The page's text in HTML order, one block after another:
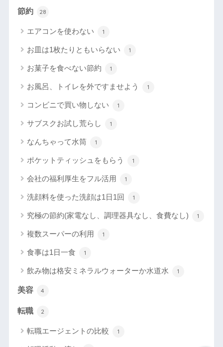
節約 28
エアコンを使わない 1
お皿は1枚たりともいらない 1
お菓子を食べない節約 1
お風呂、トイレを外ですませよう 1
コンビニで買い物しない 1
サブスクお試し荒らし 1
なんちゃって水筒 1
ポケットティッシュをもらう 1
会社の福利厚生をフル活用 1
洗顔料を使った洗顔は1日1回 1
究極の節約(家電なし、調理器具なし、食費なし) 1
複数スーパーの利用 1
食事は1日一食 1
飲み物は格安ミネラルウォーターか水道水 1
美容 4
転職 2
転職エージェントの比較 1